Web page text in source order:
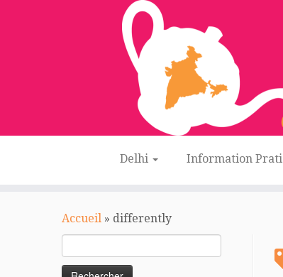
Delhi Information
Accueil » differently